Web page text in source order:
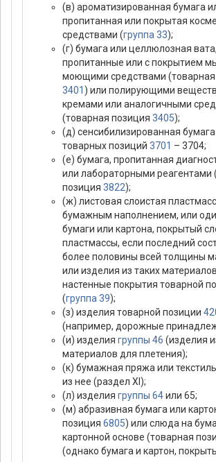
(в) ароматизированная бумага
пропитанная или покрытая
средствами (группа 33);
(г) бумага или целлюлозная вата,
пропитанные или с покрытием
моющими средствами (товарная
3401) или полирующими
кремами или аналогичными
(товарная позиция 3405);
(д) сенсибилизированная бумага
товарных позиций 3701 – 3704;
(е) бумага, пропитанная
или лабораторными реагентами
позиция 3822);
(ж) листовая слоистая
бумажным наполнением, или
бумаги или картона, покрытый
пластмассы, если последний
более половины всей толщины
или изделия из таких
настенные покрытия товарной
(группа 39);
(з) изделия товарной позиции
(например, дорожные
(и) изделия группы 46 (изделия
материалов для плетения);
(к) бумажная пряжа или
из нее (раздел XI);
(л) изделия группы 64или 65;
(м) абразивная бумага или
позиция 6805) или слюда на
картонной основе (товарная
(однако бумага и картон,